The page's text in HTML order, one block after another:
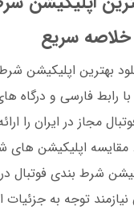
بهترین اپلیکیشن
با رابط فارسی و درگاه
مجاز در ایران را
نیازمند توجه به